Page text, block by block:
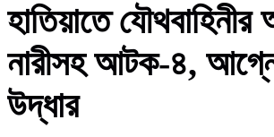
হাতিয়াতে যৌথবাহিনীর
নারীসহ আটক-৪,
উদ্ধার